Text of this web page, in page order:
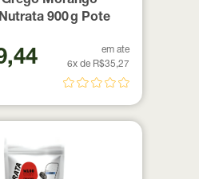
900 g Pote
em ate
6x de R$35,27